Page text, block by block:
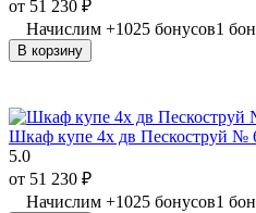
от 51 230 ₽
Начислим +1025 бонусов1
В корзину
Шкаф купе 4х дв Пескоструй №
5.0
от 51 230 ₽
Начислим +1025 бонусов1